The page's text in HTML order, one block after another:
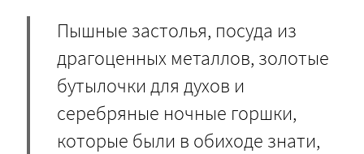
Пышные застолья, посуда из
драгоценных металлов, золотые
бутылочки для духов и
серебряные ночные горшки,
которые были в обиходе знати,